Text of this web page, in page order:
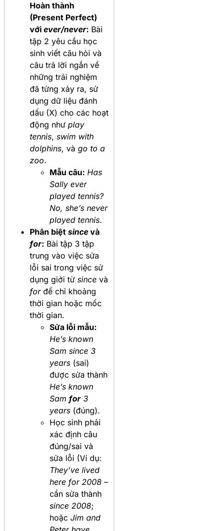
Hoàn thành
(Present Perfect)
với ever/never: Bài
tập 2 yêu cầu học
sinh viết câu hỏi và
câu trả lời ngắn về
những trải nghiệm
đã từng xảy ra, sử
dụng dữ liệu đánh
dấu (X) cho các hoạt
động như play
tennis, swim with
dolphins, và go to a
zoo.
Mẫu câu: Has
Sally ever
played tennis?
No, she’s never
played tennis.
Phân biệt since và
for: Bài tập 3 tập
trung vào việc sửa
lỗi sai trong việc sử
dụng giới từ since và
forđể chỉ khoảng
thời gian hoặc mốc
thời gian.
Sửa lỗi mẫu:
He’s known
Sam since 3
years (sai)
được sửa thành
He’s known
Sam for 3
years (đúng).
Học sinh phải
xác định câu
đúng/sai và
sửa lỗi (Ví dụ:
They’ve lived
here for 2008 –
cần sửa thành
since 2008;
hoặc Jim and